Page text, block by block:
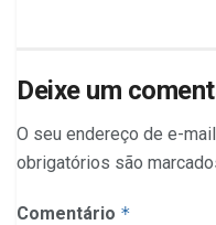
Deixe um
O seu endereço de e-
obrigatórios são
Comentário *